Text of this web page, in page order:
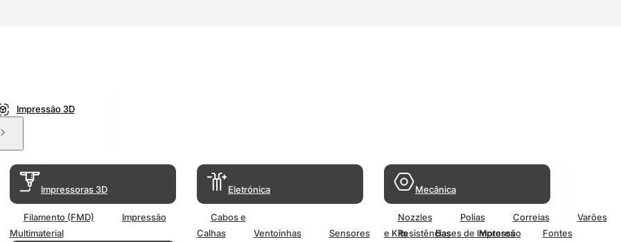
Impressão 3D
Impressoras 3D
Filamento (FMD)
Impressão
Multimaterial
Eletrónica
Cabos e
Calhas
Ventoinhas Sensores Resistências Motores
Fontes
Mecânica
Nozzles Polias Correias
Varões
e Kits
Bases de Impressão